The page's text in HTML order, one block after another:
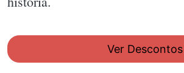
Ver Descontos